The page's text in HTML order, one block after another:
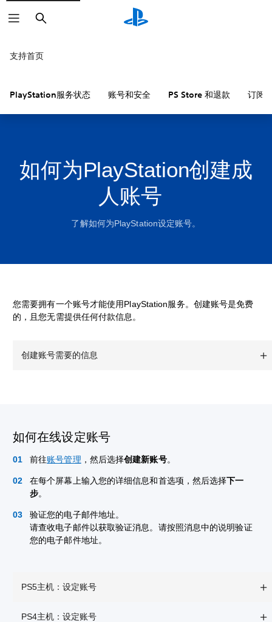
搜
索
支持首页
PlayStation服务状态 账号和安全 PS Store 和退款 订阅
如何为PlayStation创建成
人账号
了解如何为PlayStation设定账号。
您需要拥有一个账号才能使用PlayStation服务。创建账号是免费
的，且您无需提供任何付款信息。
创建账号需要的信息
如何在线设定账号
前往账号管理 ，然后选择创建新账号。
在每个屏幕上输入您的详细信息和首选项，然后选择下一
步。
验证您的电子邮件地址。
请查收电子邮件以获取验证消息。请按照消息中的说明验证
您的电子邮件地址。
PS5主机：设定账号
PS4主机：设定账号